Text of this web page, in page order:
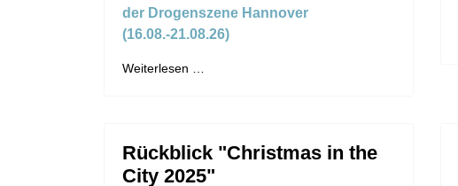
der Drogenszene Hannover
(16.08.-21.08.26)
Weiterlesen …
Rückblick "Christmas in the
City 2025"